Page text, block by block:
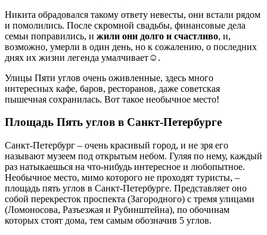
Никита обрадовался такому ответу невесты, они встали рядом
и помолились. После скромной свадьбы, финансовые дела
семьи поправились, и жили они долго и счастливо, и,
возможно, умерли в один день, но к сожалению, о последних
днях их жизни легенда умалчивает☺.
Улицы Пяти углов очень оживленные, здесь много
интересных кафе, баров, ресторанов, даже советская
пышечная сохранилась. Вот такое необычное место!
Площадь Пять углов в Санкт-Петербурге
Санкт-Петербург – очень красивый город, и не зря его
называют музеем под открытым небом. Гуляя по нему, каждый
раз натыкаешься на что-нибудь интересное и любопытное.
Необычное место, мимо которого не проходят туристы, –
площадь пять углов в Санкт-Петербурге. Представляет оно
собой перекресток проспекта (Загородного) с тремя улицами
(Ломоносова, Разъезжая и Рубинштейна), по обочинам
которых стоят дома, тем самым обозначив 5 углов.